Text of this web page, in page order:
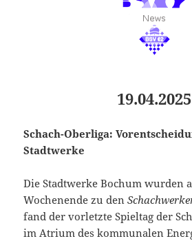
19.04.2025
Schach-Oberliga:
Stadtwerke
Die Stadtwerke Bochum wurden
Wochenende zu den
fand der vorletzte Spieltag der
im Atrium des kommunalen